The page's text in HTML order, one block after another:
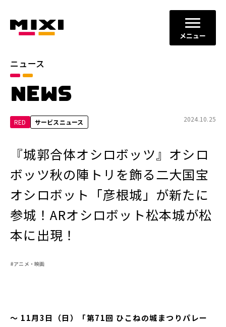
メニュー
ニュース
NEWS
RED サービスニュース 2024.10.25
『城郭合体オシロボッツ』オシロ
ボッツ秋の陣トリを飾る二大国宝
オシロボット「彦根城」が新たに
参城！ARオシロボット松本城が松
本に出現！
#アニメ・映画
～ 11月3日（日）「第71回 ひこねの城まつりパレー
カテゴリ
お知らせ
2026年 2025年